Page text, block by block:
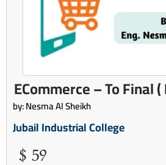
by: Nesma Al Sheikh
Jubail Industrial College
59 $